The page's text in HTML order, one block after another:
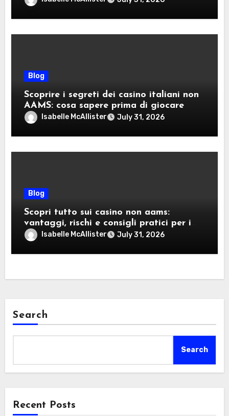
Blog
Scoprire i segreti dei casino italiani non
AAMS: cosa sapere prima di giocare
Isabelle McAllister July 31, 2026
Blog
Scopri tutto sui casino non aams:
vantaggi, rischi e consigli pratici per i
giocatori italiani
Isabelle McAllister July 31, 2026
Search
Search
Recent Posts